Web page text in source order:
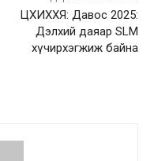
ЦХИХХЯ: Давос 2025:
Дэлхий даяар SLM
хүчирхэгжиж байна